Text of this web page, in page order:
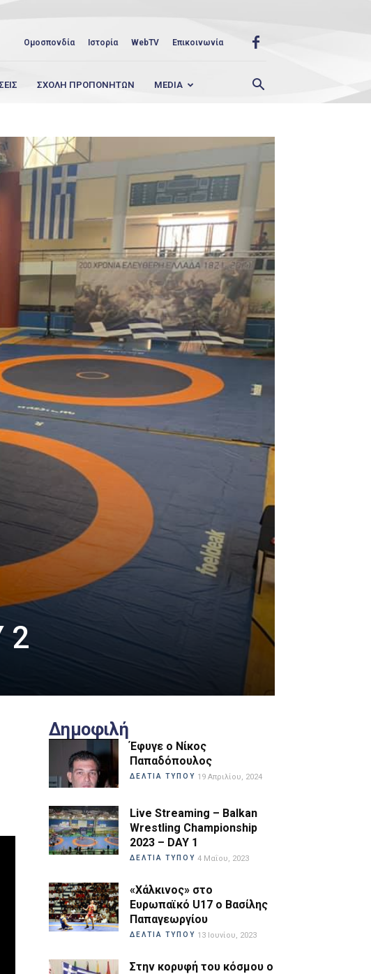
Ομοσπονδία Ιστορία WebTV Επικοινωνία
ΣΧΟΛΗ ΠΡΟΠΟΝΗΤΩΝ MEDIA
2
Δημοφιλή
Έφυγε ο Νίκος
Παπαδόπουλος
ΔΕΛΤΙΑ ΤΥΠΟΥ 19 Απριλίου, 2024
Live Streaming – Balkan
Wrestling Championship
2023 – DAY 1
ΔΕΛΤΙΑ ΤΥΠΟΥ 4 Μαΐου, 2023
«Χάλκινος» στο
Ευρωπαϊκό U17 ο Βασίλης
Παπαγεωργίου
ΔΕΛΤΙΑ ΤΥΠΟΥ 13 Ιουνίου, 2023
Στην κορυφή του κόσμου ο